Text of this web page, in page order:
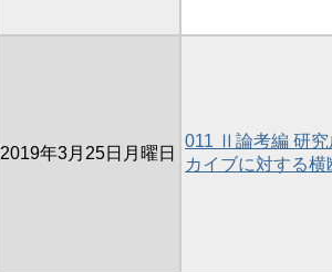
2019年3月25日月曜日
011 Ⅱ論考編 研
カイブに対する